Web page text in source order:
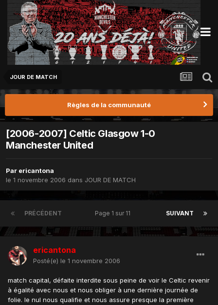
JOUR DE MATCH
Règles de la communauté
[2006-2007] Celtic Glasgow 1-0
Manchester United
Par ericantona
le 1 novembre 2006 dans JOUR DE MATCH
PRÉCÉDENT SUIVANT
Page 1 sur 11
ericantona
Posté(e) le 1 novembre 2006
match capital, défaite interdite sous peine de voir le Celtic revenir
à égalité avec nous et nous obliger à une dernière journée de
folie. le nul nous qualifie et nous assure presque la première